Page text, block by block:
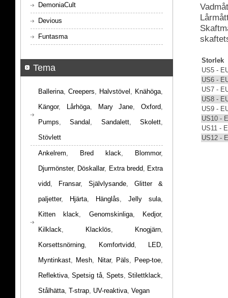
Storlek
US5 -
US6 -
US7 -
US8 -
US9 -
US10 -
US11 -
US12 -
DemoniaCult
Devious
Funtasma
Tema
Ballerina, Creepers, Halvstövel , Knähöga,
Kängor, Lårhöga, Mary Jane, Oxford,
Pumps,Sandal , Sandalett,Skolett,
Stövlett
Ankelrem, Bred klack, Blommor,
Djurmönster, Döskallar, Extra bredd, Extra
vidd, Fransar, Självlysande, Glitter &
paljetter, Hjärta, Hänglås, Jelly sula,
Kitten klack, Genomskinliga, Kedjor,
Kilklack, Klacklös, Knogjärn,
Korsettsnörning, Komfortvidd, LED,
Myntinkast, Mesh, Nitar, Päls, Peep-toe,
Reflektiva,Spetsig tå, Spets, Stilettklack,
Stålhätta, T-strap, UV-reaktiva, Vegan